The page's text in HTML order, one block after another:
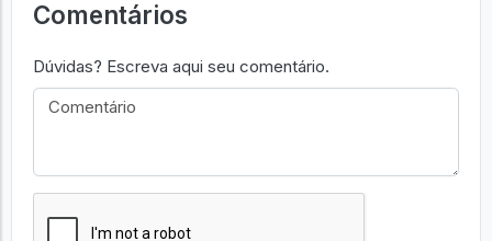
Comentários
Dúvidas? Escreva aqui seu comentário.